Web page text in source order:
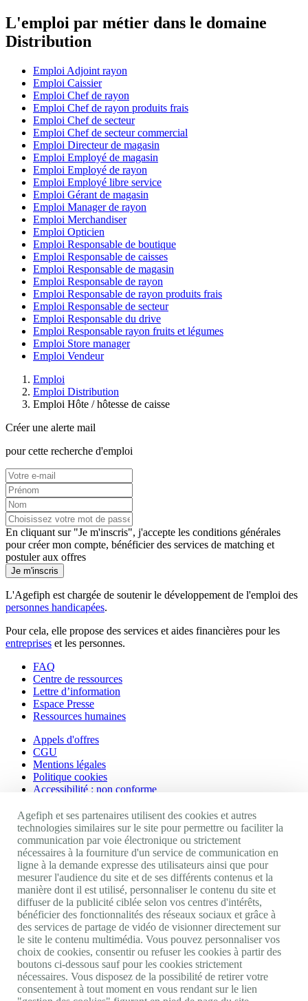
L'emploi par métier dans le domaine
Distribution
Emploi Adjoint rayon
Emploi Caissier
Emploi Chef de rayon
Emploi Chef de rayon produits frais
Emploi Chef de secteur
Emploi Chef de secteur commercial
Emploi Directeur de magasin
Emploi Employé de magasin
Emploi Employé de rayon
Emploi Employé libre service
Emploi Gérant de magasin
Emploi Manager de rayon
Emploi Merchandiser
Emploi Opticien
Emploi Responsable de boutique
Emploi Responsable de caisses
Emploi Responsable de magasin
Emploi Responsable de rayon
Emploi Responsable de rayon produits frais
Emploi Responsable de secteur
Emploi Responsable du drive
Emploi Responsable rayon fruits et légumes
Emploi Store manager
Emploi Vendeur
Emploi
Emploi Distribution
Emploi Hôte / hôtesse de caisse
Créer une alerte mail
pour cette recherche d'emploi
En cliquant sur "Je m'inscris", j'accepte les conditions générales
pour créer mon compte, bénéficier des services de matching et
postuler aux offres
Je m'inscris
L'Agefiph est chargée de soutenir le développement de l'emploi des
personnes handicapées.
Pour cela, elle propose des services et aides financières pour les
entreprises et les personnes.
FAQ
Centre de ressources
Lettre d’information
Espace Presse
Ressources humaines
Appels d'offres
CGU
Mentions légales
Politique cookies
Accessibilité : non conforme
Nos autres sites
Site portail Agefiph
Activateur de progrès
Handinnov
Innovation et recherche
Université du RRH
Service AppuiPro
Nous suivre
Youtube
Linkedin
Facebook
Agefiph et ses partenaires utilisent des cookies et autres
technologies similaires sur le site pour permettre ou faciliter la
communication par voie électronique ou strictement
nécessaires à la fourniture d'un service de communication en
ligne à la demande expresse des utilisateurs ainsi que pour
mesurer l'audience du site et de ses différents contenus et la
manière dont il est utilisé, personnaliser le contenu du site et
diffuser de la publicité ciblée selon vos centres d'intérêts,
bénéficier des fonctionnalités des réseaux sociaux et grâce à
des services de partage de vidéo de visionner directement sur
le site le contenu multimédia. Vous pouvez personnaliser vos
choix de cookies, consentir ou refuser les cookies à partir des
boutons ci-dessous sauf pour les cookies strictement
nécessaires. Vous disposez de la possibilité de retirer votre
consentement à tout moment en vous rendant sur le lien